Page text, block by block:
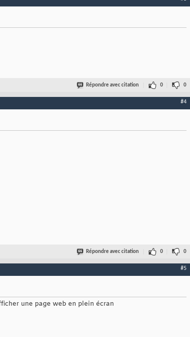
Répondre avec citation 0 0
#4
Répondre avec citation 0 0
#5
une page web en plein écran